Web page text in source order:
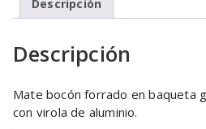
Descripción
Descripción
Mate bocón forrado en baqueta
con virola de aluminio.